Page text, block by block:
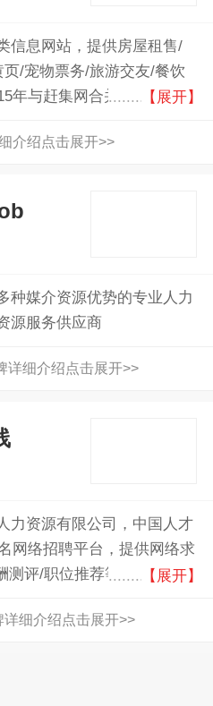
信息网站，提供房屋租售/
/宠物票务/旅游交友/餐饮
年与赶集网合并但保持双方
【展开】
介绍点击展开>>
种媒介资源优势的专业人力
源服务供应商
详细介绍点击展开>>
力资源有限公司，中国人才
网络招聘平台，提供网络求
评/职位推荐等服务 【展开】
细介绍点击展开>>